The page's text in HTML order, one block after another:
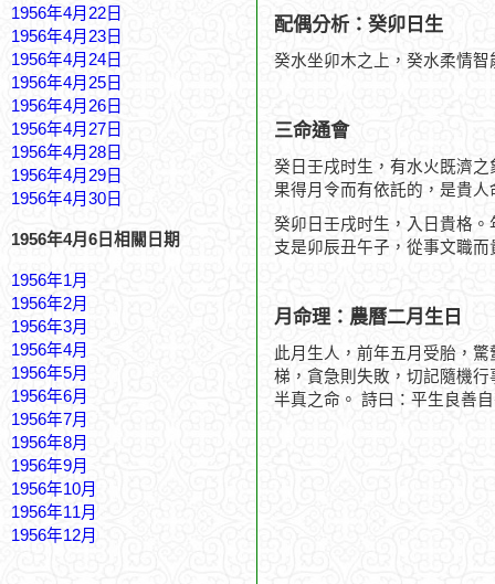
1956年4月22日
1956年4月23日
1956年4月24日
1956年4月25日
1956年4月26日
1956年4月27日
1956年4月28日
1956年4月29日
1956年4月30日
1956年4月6日相關日期
1956年1月
1956年2月
1956年3月
1956年4月
1956年5月
1956年6月
1956年7月
1956年8月
1956年9月
1956年10月
1956年11月
1956年12月
配偶分析：癸卯日生
癸水坐卯木之上，癸水柔情
三命通會
癸日壬戌时生，有水火既濟
果得月令而有依託的，是貴
癸卯日壬戌时生，入日貴格
支是卯辰丑午子，從事文職
月命理：農曆二月生日
此月生人，前年五月受胎，
梯，貪急則失敗，切記隨機
半真之命。 詩曰：平生良善